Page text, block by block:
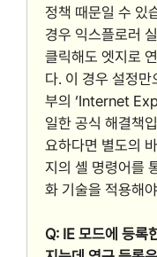
정책 때문일 수 있
경우 익스플로러
클릭해도 엣지로
다. 이 경우 설정
부의 ‘Internet
일한 공식 해결책
요하다면 별도의
지의 셸 명령어를
화 기술을 적용해
Q: IE 모드에 등록